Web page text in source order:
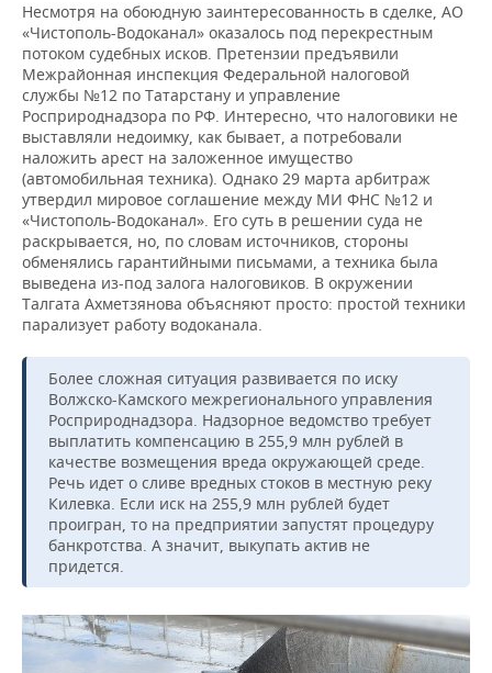
Несмотря на обоюдную заинтересованность в сделке, АО
«Чистополь-Водоканал» оказалось под перекрестным
потоком судебных исков. Претензии предъявили
Межрайонная инспекция Федеральной налоговой
службы №12 по Татарстану и управление
Росприроднадзора по РФ. Интересно, что налоговики не
выставляли недоимку, как бывает, а потребовали
наложить арест на заложенное имущество
(автомобильная техника). Однако 29 марта арбитраж
утвердил мировое соглашение между МИ ФНС №12 и
«Чистополь-Водоканал». Его суть в решении суда не
раскрывается, но, по словам источников, стороны
обменялись гарантийными письмами, а техника была
выведена из-под залога налоговиков. В окружении
Талгата Ахметзянова объясняют просто: простой техники
парализует работу водоканала.
Более сложная ситуация развивается по иску
Волжско-Камского межрегионального управления
Росприроднадзора. Надзорное ведомство требует
выплатить компенсацию в 255,9 млн рублей в
качестве возмещения вреда окружающей среде.
Речь идет о сливе вредных стоков в местную реку
Килевка. Если иск на 255,9 млн рублей будет
проигран, то на предприятии запустят процедуру
банкротства. А значит, выкупать актив не
придется.